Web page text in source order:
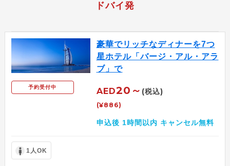
ドバイ発
予約受付中
豪華でリッチなディナーを7つ
星ホテル「バージ・アル・アラ
ブ」で
AED20～ (税込)
(¥886)
申込後 1時間以内 キャンセル無料
1人OK